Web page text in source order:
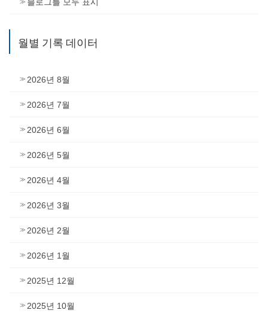
블로그를 모두 표시
월별 기록 데이터
2026년 8월
2026년 7월
2026년 6월
2026년 5월
2026년 4월
2026년 3월
2026년 2월
2026년 1월
2025년 12월
2025년 10월